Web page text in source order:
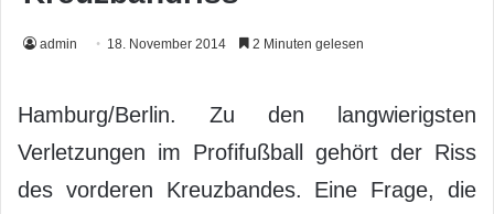
admin 18. November 2014 2 Minuten gelesen
Hamburg/Berlin. Zu den langwierigsten
Verletzungen im Profifußball gehört der Riss
des vorderen Kreuzbandes. Eine Frage, die